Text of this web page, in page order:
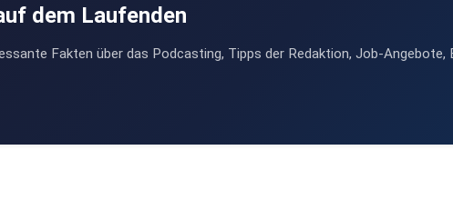
dem Laufenden
Fakten über das Podcasting, Tipps der Redaktion, Job-Angebote,